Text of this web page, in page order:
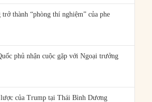
thành “phòng thí nghiệm” của phe
phủ nhận cuộc gặp với Ngoại trưởng
của Trump tại Thái Bình Dương